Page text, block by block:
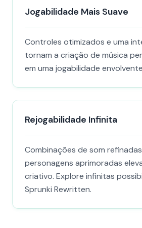
Jogabilidade Mais Suave
Controles otimizados e uma
tornam a criação de música
em uma jogabilidade
Rejogabilidade Infinita
Combinações de som
personagens aprimoradas
criativo. Explore infinitas
Sprunki Rewritten.